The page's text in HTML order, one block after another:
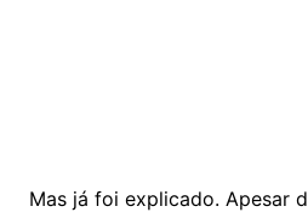
Mas já foi explicado. Apesar